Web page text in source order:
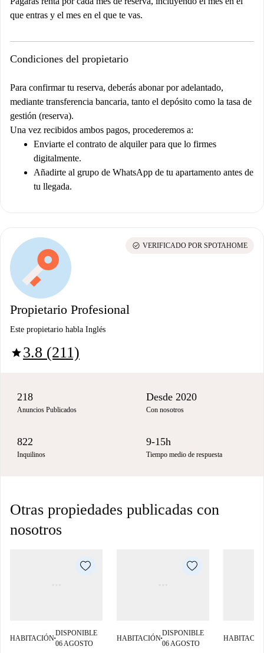
que entras y el mes en el que te vas.
Condiciones del propietario
Para confirmar tu reserva, deberás abonar por adelantado,
mediante transferencia bancaria, tanto el depósito como la tasa de
gestión (reserva).
Una vez recibidos ambos pagos, procederemos a:
Enviarte el contrato de alquiler para que lo firmes
digitalmente.
Añadirte al grupo de WhatsApp de tu apartamento antes de
tu llegada.
Propietario Profesional
Este propietario habla Inglés
star3.8 (211)
check_circle VERIFICADO POR SPOTAHOME
218
Anuncios Publicados
Desde 2020
Con nosotros
822
Inquilinos
9-15h
Tiempo medio de respuesta
Otras propiedades publicadas con
nosotros
HABITACIÓN■
DISPONIBLE
06 AGOSTO
HABITACIÓN■
DISPONIBLE
06 AGOSTO